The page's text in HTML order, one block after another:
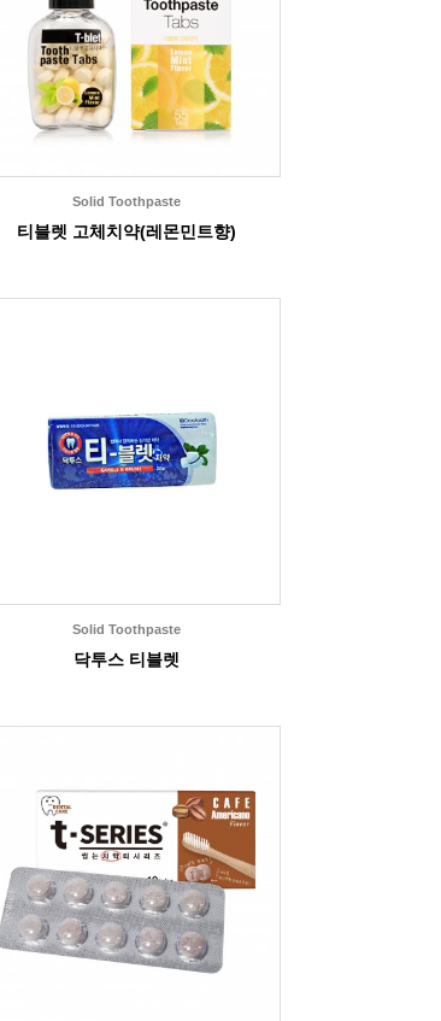
Solid Toothpaste
티블렛 고체치약(레몬민트향)
Solid Toothpaste
닥투스 티블렛